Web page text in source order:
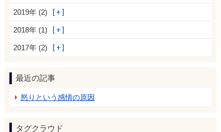
2019年 (2)
2018年 (1)
2017年 (2)
最近の記事
怒りという感情の原因
タグクラウド